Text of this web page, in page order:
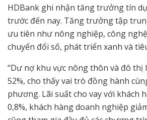
HDBank ghi nhận tăng trưởng tín
trước đến nay. Tăng trưởng tập
ưu tiên như nông nghiệp, công
chuyển đổi số, phát triển xanh và
“Dư nợ khu vực nông thôn và đô thị
52%, cho thấy vai trò đồng hành
phương. Lãi suất cho vay với khách
0,8%, khách hàng doanh nghiệp